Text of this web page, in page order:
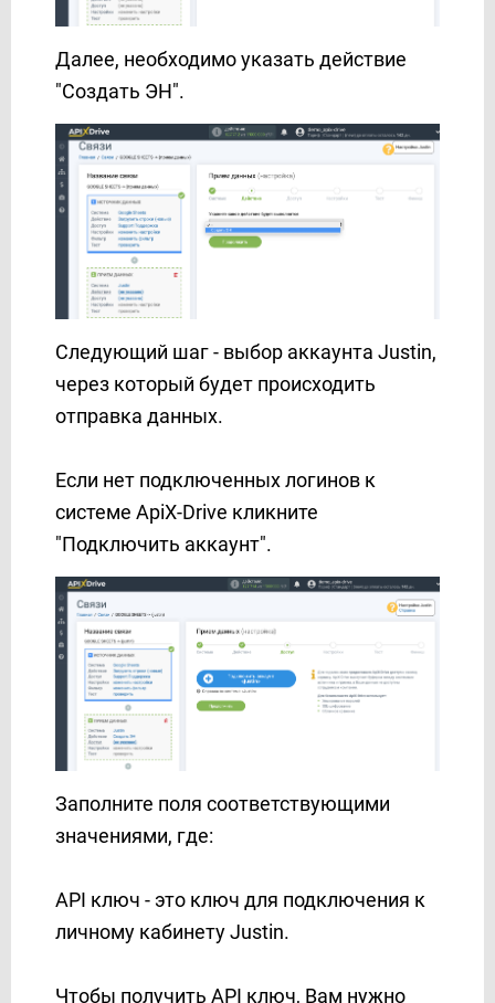
GoReminders
HelpCrunch
HubSpot
Hunter.io
iCloud
INBOX.LV
Infobip
Instagram
Instantly
Instasent
Intercom
Jira Service Management
Jira Software
Justin
Kajabi
Karix
KeepinCRM
KeyCRM
Kit (ConvertKit)
Kudosity
Lemlist
LetsAds
LiqPay
Lp-CRM
MailChimp
MailerLite Classic
MailerSend
Mailigen
Далее, необходимо указать действие
"Создать ЭН".
Следующий шаг - выбор аккаунта Justin,
через который будет происходить
отправка данных.
Если нет подключенных логинов к
системе ApiX-Drive кликните
"Подключить аккаунт".
Заполните поля соответствующими
значениями, где:
API ключ - это ключ для подключения к
личному кабинету Justin.
Чтобы получить API ключ, Вам нужно